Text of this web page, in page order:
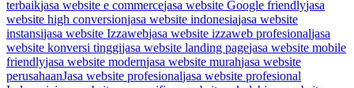
terbaikjasa website e commercejasa website Google friendlyjasa
website high conversionjasa website indonesiajasa website
instansijasa website Izzawebjasa website izzaweb profesionaljasa
website konversi tinggijasa website landing pagejasa website mobile
friendlyjasa website modernjasa website murahjasa website
perusahaanJasa website profesionaljasa website profesional